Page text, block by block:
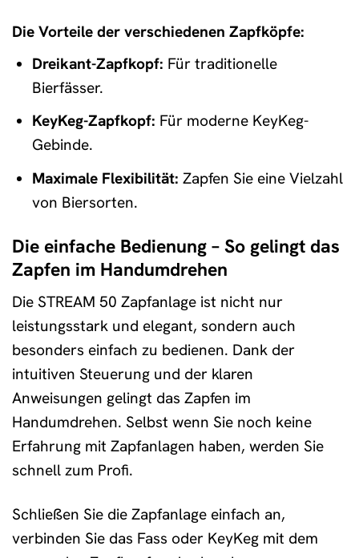
Die Vorteile der verschiedenen Zapfköpfe:
Dreikant-Zapfkopf: Für traditionelle
Bierfässer.
KeyKeg-Zapfkopf: Für moderne KeyKeg-
Gebinde.
Maximale Flexibilität: Zapfen Sie eine Vielzahl
von Biersorten.
Die einfache Bedienung – So gelingt das
Zapfen im Handumdrehen
Die STREAM 50 Zapfanlage ist nicht nur
leistungsstark und elegant, sondern auch
besonders einfach zu bedienen. Dank der
intuitiven Steuerung und der klaren
Anweisungen gelingt das Zapfen im
Handumdrehen. Selbst wenn Sie noch keine
Erfahrung mit Zapfanlagen haben, werden Sie
schnell zum Profi.
Schließen Sie die Zapfanlage einfach an,
verbinden Sie das Fass oder KeyKeg mit dem